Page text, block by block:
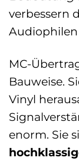
verbessern
MC-
Bauweise.
Vinyl
enorm. Sie